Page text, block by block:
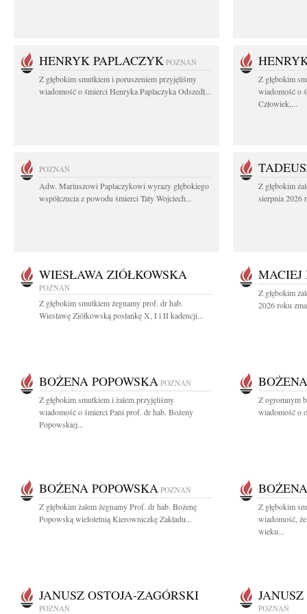
HENRYK PAPLACZYK POZNAŃ
Z głębokim smutkiem i poruszeniem przyjęliśmy
wiadomość o śmierci Henryka Paplaczyka Odszedł...
Z głębokim
wiadomość o
Człowiek,...
POZNAŃ
Adw. Mariuszowi Paplaczykowi wyrazy głębokiego
współczucia z powodu śmierci Taty Wojciech...
Z głębokim
sierpnia 2026
WIESŁAWA ZIÓŁKOWSKA
POZNAŃ
Z głębokim smutkiem żegnamy prof. dr hab.
Wiesławę Ziółkowską posłankę X, I i II kadencji...
Z głębokim
2026 roku
BOŻENA POPOWSKA POZNAŃ
Z głębokim smutkiem i żalem przyjęliśmy
wiadomość o śmierci Pani prof. dr hab. Bożeny
Popowskiej...
Z ogromnym
wiadomość o
BOŻENA POPOWSKA POZNAŃ
Z głębokim żalem żegnamy Prof. dr hab. Bożenę
Popowską wieloletnią Kierowniczkę Zakładu...
Z głębokim
wiadomość,
wieku...
JANUSZ OSTOJA-ZAGÓRSKI
POZNAŃ POZNAŃ